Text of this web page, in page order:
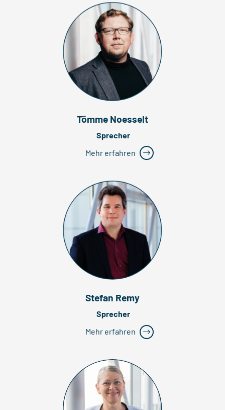
Tömme Noesselt
Sprecher
Mehr erfahren
Stefan Remy
Sprecher
Mehr erfahren